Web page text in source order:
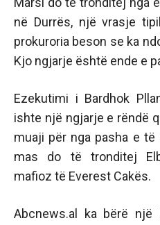
në Durrës, një vrasje
prokuroria beson se ka
Kjo ngjarje është ende e
Ezekutimi i Bardhok
ishte një ngjarje e rëndë
muaji për nga pasha e të
mas do të tronditej
mafioz të Everest Cakës.
Abcnews.al ka bërë